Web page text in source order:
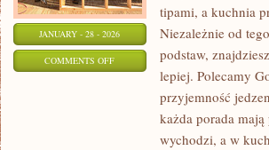
JANUARY - 28 - 2026
COMMENTS OFFON
DRESSINGI
tipami, a kuchnia
Niezależnie od
podstaw,
lepiej. Polecamy
przyjemność
każda porada
wychodzi, a w